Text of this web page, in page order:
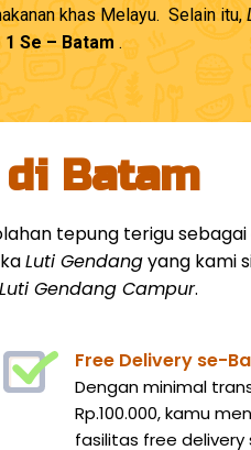
khas Melayu. Selain itu,
Se – Batam .
Batam
tepung terigu
Luti Gendangyang kami
Luti Gendang Campur.
Free Delivery se-
Dengan minimal
Rp.100.000, kamu
fasilitas free